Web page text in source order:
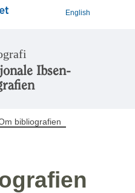
English
Ibsen-
bibliografien